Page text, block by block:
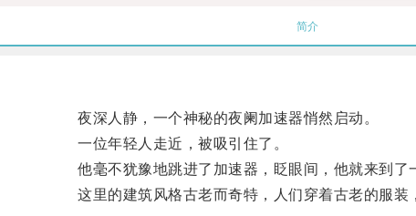
简介
夜深人静，一个神秘的夜阑加速器悄然启动。
一位年轻人走近，被吸引住了。
他毫不犹豫地跳进了加速器，眨眼间，他就来到了
这里的建筑风格古老而奇特，人们穿着古老的服装